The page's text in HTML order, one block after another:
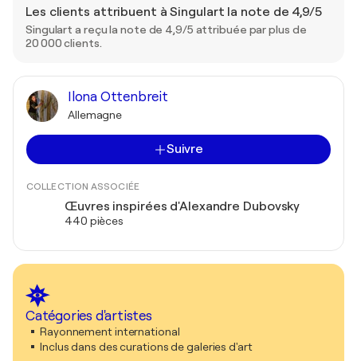
Les clients attribuent à Singulart la note de 4,9/5
Singulart a reçu la note de 4,9/5 attribuée par plus de
20 000 clients.
Ilona Ottenbreit
Allemagne
Suivre
COLLECTION ASSOCIÉE
Œuvres inspirées d'Alexandre Dubovsky
440 pièces
Catégories d'artistes
Rayonnement international
Inclus dans des curations de galeries d'art